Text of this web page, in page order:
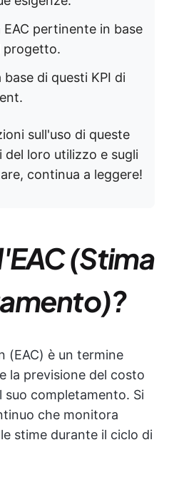
pertinente in base
progetto.
base di questi KPI di
sull'uso di queste
loro utilizzo e sugli
continua a leggere!
(Stima
(EAC) è un termine
la previsione del costo
completamento. Si
che monitora
stime durante il ciclo di